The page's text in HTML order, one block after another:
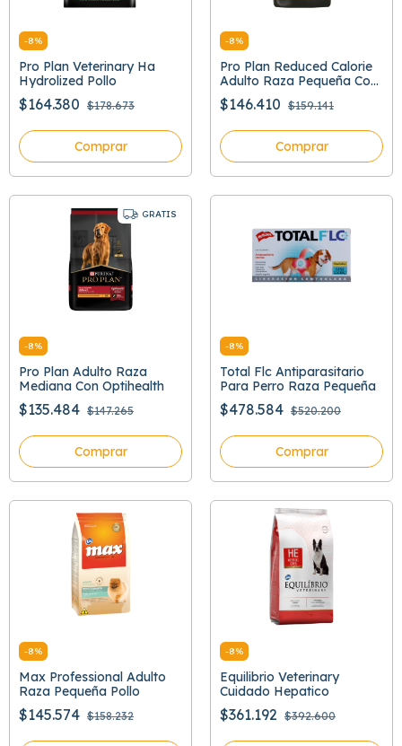
-8%
Pro Plan Veterinary Ha
Hydrolized Pollo
$164.380 $178.673
Comprar
-8%
Pro Plan Reduced Calorie
Adulto Raza Pequeña Con
Optifit
$146.410 $159.141
Comprar
GRATIS
-8%
Pro Plan Adulto Raza
Mediana Con Optihealth
$135.484 $147.265
Comprar
-8%
Total Flc Antiparasitario
Para Perro Raza Pequeña
$478.584 $520.200
Comprar
-8%
Max Professional Adulto
Raza Pequeña Pollo
$145.574 $158.232
-8%
Equilibrio Veterinary
Cuidado Hepatico
$361.192 $392.600